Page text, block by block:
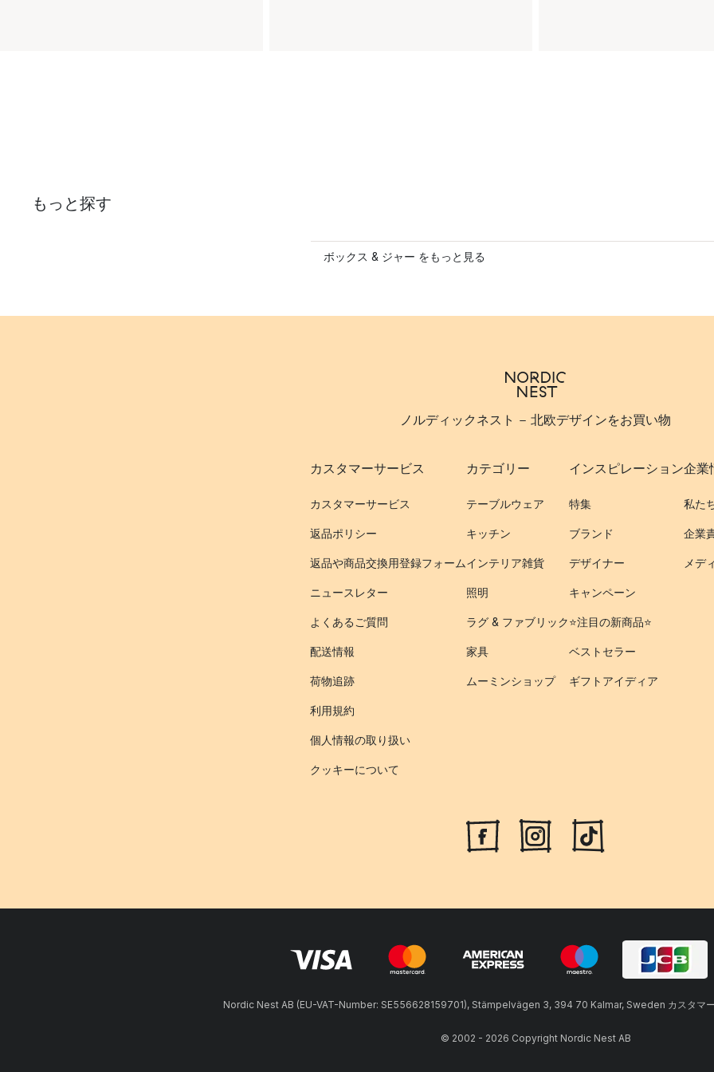
もっと探す
ボックス & ジャー をもっと見る
ノルディックネスト - 北欧デザインをお買い物
カスタマーサービス
カスタマーサービス
返品ポリシー
返品や商品交換用登録フォーム
ニュースレター
よくあるご質問
配送情報
荷物追跡
利用規約
個人情報の取り扱い
クッキーについて
カテゴリー
テーブルウェア
キッチン
インテリア雑貨
照明
ラグ & ファブリック
家具
ムーミンショップ
インスピレーション
特集
ブランド
デザイナー
キャンペーン
⭐️注目の新商品⭐️
ベストセラー
ギフトアイディア
企業
私た
企業
メデ
Nordic Nest AB (EU-VAT-Number: SE556628159701), Stämpelvägen 3, 394 70 Kalmar, Sweden カスタマ
© 2002 - 2026 Copyright Nordic Nest AB